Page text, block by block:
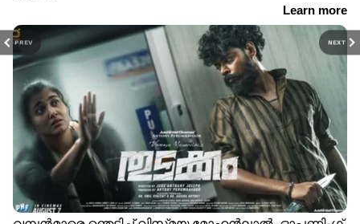
PREV NEXT